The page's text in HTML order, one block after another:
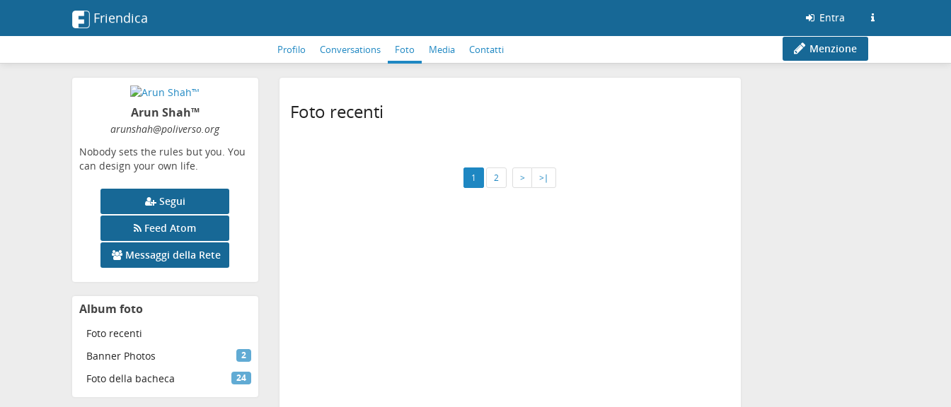
Friendica Entra
Profilo Conversations Foto Media Contatti Menzione
Arun Shah™
arunshah@poliverso.org
Nobody sets the rules but you. You
can design your own life.
Segui
Feed Atom
Messaggi della Rete
Album foto
Foto recenti
2
Banner Photos
24
Foto della bacheca
Foto recenti
1 2 > >∣